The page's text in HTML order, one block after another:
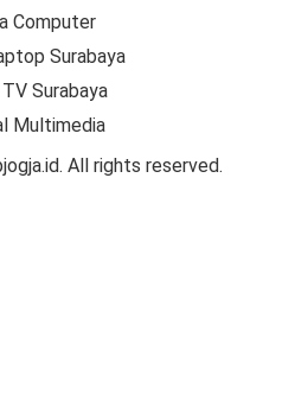
Computer
Surabaya
Surabaya
Multimedia
All rights reserved.